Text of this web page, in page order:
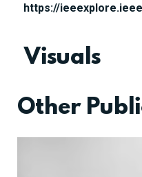
https://
Visuals
Other